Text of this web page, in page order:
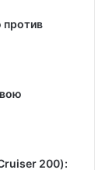
против
200):